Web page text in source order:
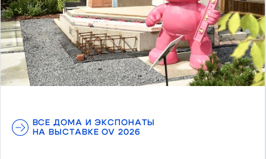
ВСЕ ДОМА И ЭКСПОНАТЫ
НА ВЫСТАВКЕ OV 2026